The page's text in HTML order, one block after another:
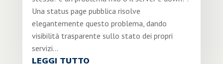
Una status page pubblica risolve
elegantemente questo problema, dando
visibilità trasparente sullo stato dei propri
servizi...
LEGGI TUTTO